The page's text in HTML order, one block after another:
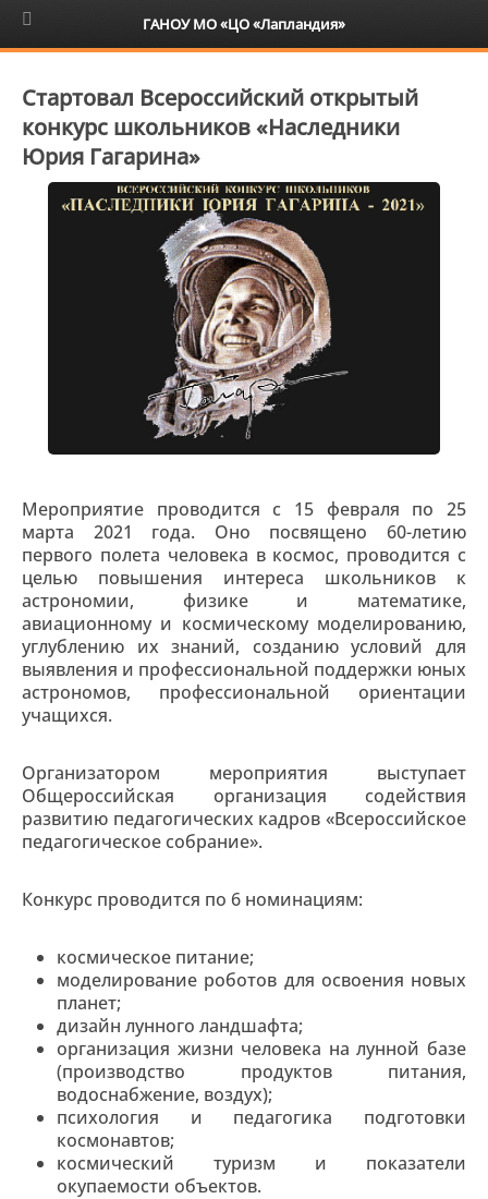
6+
Стартовал Всероссийский открытый
конкурс школьников «Наследники
Юрия Гагарина»
Мероприятие проводится с 15 февраля по 25
марта 2021 года. Оно посвящено 60-летию
первого полета человека в космос, проводится с
целью повышения интереса школьников к
астрономии, физике и математике,
авиационному и космическому моделированию,
углублению их знаний, созданию условий для
выявления и профессиональной поддержки юных
астрономов, профессиональной ориентации
учащихся.
Организатором мероприятия выступает
Общероссийская организация содействия
развитию педагогических кадров «Всероссийское
педагогическое собрание».
Конкурс проводится по 6 номинациям:
космическое питание;
моделирование роботов для освоения новых
планет;
дизайн лунного ландшафта;
организация жизни человека на лунной базе
(производство продуктов питания,
водоснабжение, воздух);
психология и педагогика подготовки
космонавтов;
космический туризм и показатели
окупаемости объектов.
ГАНОУ МО «ЦО «Лапландия»